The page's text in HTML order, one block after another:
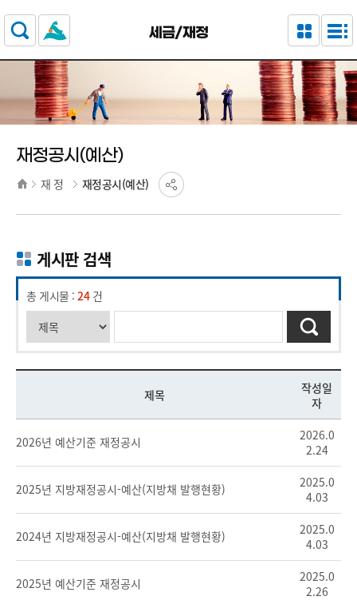
주요 메뉴로 건너뛰기
본문으로가기
세금/재정
재정공시(예산)
재 정 재정공시(예산)
게시판 검색
총 게시물 : 24건
제목
작성일
자
2026년 예산기준 재정공시
2026.0
2.24
2025년 지방재정공시-예산(지방채 발행현황)
2025.0
4.03
2024년 지방재정공시-예산(지방채 발행현황)
2025.0
4.03
2025년 예산기준 재정공시
2025.0
2.26